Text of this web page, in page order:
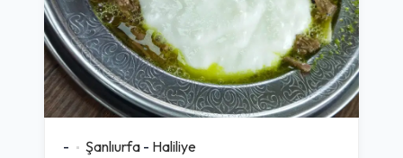
- Şanlıurfa - Haliliye